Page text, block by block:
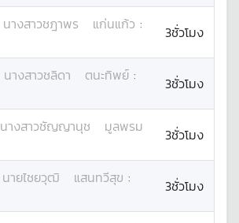
นางสาวชฎาพร แก่นแก้ว :
3ชั่วโมง
นางสาวชลิดา ตนะทิพย์ :
3ชั่วโมง
นางสาวชัญญานุช
มูลพรม
3ชั่วโมง
นายไชยวุฒิ แสนทวีสุข :
3ชั่วโมง